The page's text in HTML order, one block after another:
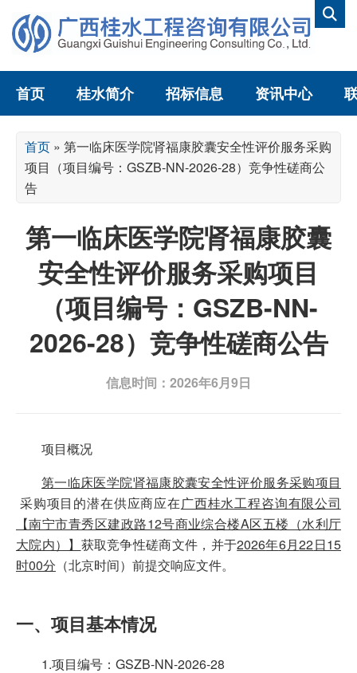
首页 桂水简介 招标信息 资讯中心
首页 » 第一临床医学院肾福康胶囊安全性评价服务采购
项目（项目编号：GSZB-NN-2026-28）竞争性磋商公
告
第一临床医学院肾福康胶囊
安全性评价服务采购项目
（项目编号：GSZB-NN-
2026-28）竞争性磋商公告
信息时间：2026年6月9日
项目概况
第一临床医学院肾福康胶囊安全性评价服务采购项目
采购项目的潜在供应商应在广西桂水工程咨询有限公司
【南宁市青秀区建政路12号商业综合楼A区五楼（水利厅
大院内）】 获取竞争性磋商文件，并于2026年6月22日15
时00分 （北京时间）前提交响应文件。
一、项目基本情况
1.项目编号：GSZB-NN-2026-28